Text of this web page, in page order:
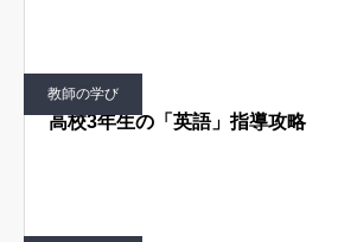
教師の学び
高校3年生の「英語」指導攻略